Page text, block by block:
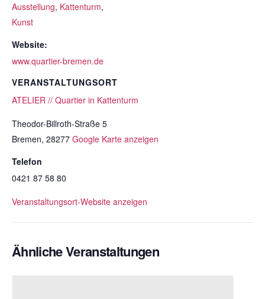
Ausstellung, Kattenturm,
Kunst
Website:
www.quartier-bremen.de
VERANSTALTUNGSORT
ATELIER // Quartier in Kattenturm
Theodor-Billroth-Straße 5
Bremen, 28277 Google Karte anzeigen
Telefon
0421 87 58 80
Veranstaltungsort-Website anzeigen
Ähnliche Veranstaltungen